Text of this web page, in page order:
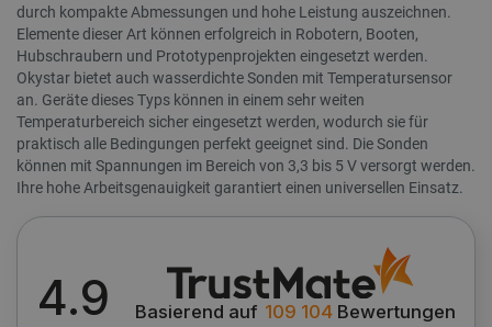
4.9 Basierend auf 109 104Bewertungen
durch kompakte Abmessungen und hohe Leistung auszeichnen.
Elemente dieser Art können erfolgreich in Robotern, Booten,
Hubschraubern und Prototypenprojekten eingesetzt werden.
Okystar bietet auch wasserdichte Sonden mit Temperatursensor
an. Geräte dieses Typs können in einem sehr weiten
Temperaturbereich sicher eingesetzt werden, wodurch sie für
praktisch alle Bedingungen perfekt geeignet sind. Die Sonden
können mit Spannungen im Bereich von 3,3 bis 5 V versorgt werden.
Ihre hohe Arbeitsgenauigkeit garantiert einen universellen Einsatz.